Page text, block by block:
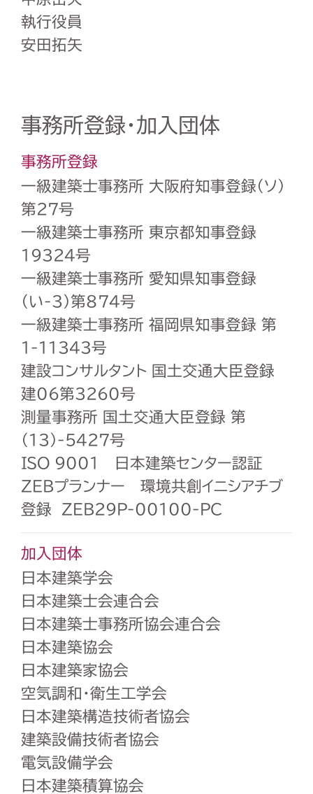
執行役員
安田拓矢
事務所登録・加入団体
事務所登録
一級建築士事務所 大阪府知事登録（ソ）
第27号
一級建築士事務所 東京都知事登録
19324号
一級建築士事務所 愛知県知事登録
（い-3）第874号
一級建築士事務所 福岡県知事登録 第
1-11343号
建設コンサルタント 国土交通大臣登録
建06第3260号
測量事務所 国土交通大臣登録 第
（13）-5427号
ISO 9001 日本建築センター認証
ZEBプランナー 環境共創イニシアチブ
登録 ZEB29P-00100-PC
加入団体
日本建築学会
日本建築士会連合会
日本建築士事務所協会連合会
日本建築協会
日本建築家協会
空気調和・衛生工学会
日本建築構造技術者協会
建築設備技術者協会
電気設備学会
日本建築積算協会